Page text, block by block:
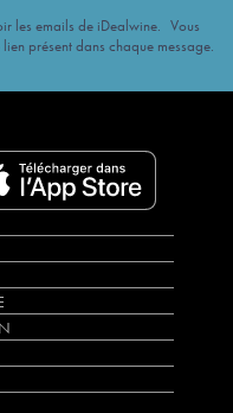
les emails de iDealwine. Vous
présent dans chaque message.